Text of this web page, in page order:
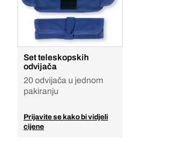
Set teleskopskih
odvijača
20 odvijača u jednom
pakiranju
Prijavite se kako bi vidjeli
cijene